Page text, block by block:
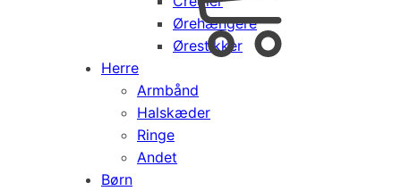
Ørehængere
Ørestikker
Herre
Armbånd
Halskæder
Ringe
Andet
Børn
Products